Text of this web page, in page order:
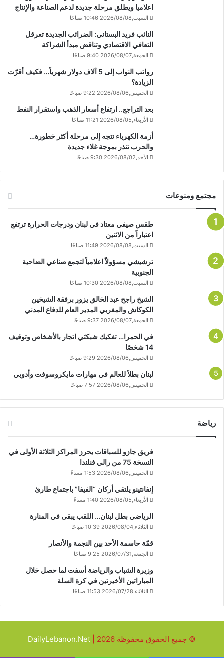
اعلاميا ويطلق مرحلة جديدة لدعم الصناعة والإنتاج
السبت,2026/08/08 10:46 صباحًا
النائب فريد البستاني: الضرائب الجديدة تعرقل
التعافي الاقتصادي وتناقض مبدأ الشراكة
الجمعة,2026/08/07 9:40 صباحًا
رواتب النواب إلى 5 آلاف دولار شهرياً… فكيف أقرّت
الزيادة؟
الخميس,2026/08/06 9:22 صباحًا
بعد التراجع.. ارتفاع أسعار الذهب واستقرار النفط
الأربعاء,2026/08/05 11:21 صباحًا
أزمة الكهرباء تتجه إلى مرحلة أكثر خطورة…
والحرب تنذر بموجة غلاء جديدة
الأحد,2026/08/02 9:30 صباحًا
مجتمع ومنوعات
طقس صيفي معتاد في لبنان ودرجات الحرارة ترتفع
اعتباراً من الاثنين
السبت,2026/08/08 11:49 صباحًا
ترشيشي مسؤولاً اعلامياً لتجمع صناعي الضاحية
الجنوبية
السبت,2026/08/08 10:30 صباحًا
الشيخ راجح عبد الخالق يزور برفقة الشيخين
الكوكاش والمغربي المدير العام للدفاع المدني
الجمعة,2026/08/07 9:37 صباحًا
في الحمرا… تفكيك شبكتَي اتجار بالأشخاص وتوقيف
14 شخصًا
الخميس,2026/08/06 9:29 صباحًا
لبنان بطلاً للعالم في مهارات مايكروسوفت وأدوبي
الخميس,2026/08/06 7:57 صباحًا
رياضة
فريق جازو للسباقات يحرز المراكز الثلاثة الأولى في
النسخة 75 من رالي فنلندا
الخميس,2026/08/06 1:53 مساءً
إنفانتينو يلتقي أركان “الفيفا” باجتماع طارئ
الأربعاء,2026/08/05 1:40 مساءً
الرياضي بطل لبنان… اللقب يبقى في المنارة
الثلاثاء,2026/08/04 10:39 صباحًا
قمّة حاسمة الأحد بين النجمة والأنصار
الجمعة,2026/07/31 9:25 صباحًا
وزيرة الشباب والرياضة أسفت لما حصل خلال
المباراتين الأخيرتين في كرة السلة
الثلاثاء,2026/07/28 11:53 صباحًا
© جميع الحقوق محفوظة 2026 | DailyLebanon.Net